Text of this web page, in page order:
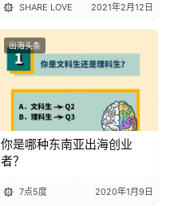
SHARE LOVE 2021年2月12日
出海头条
你是哪种东南亚出海创业
者？
7点5度 2020年1月9日